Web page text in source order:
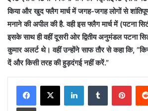
किया और खुद फ्लैग मार्च में जगह-जगह लोगों से शांतिपूर्ण
मनाने की अपील की है. वही इस फ्लैग मार्च में (पटना
इसके साथ ही वहीं दूसरी ओर द्वितीय अनुमंडल पटना
कुमार अलर्ट थे। वहीं उन्होंने साफ तौर से कहा कि,
दें और किसी तरह की हुड़दंगई नहीं करें.”
LinkedInTumblr
Print